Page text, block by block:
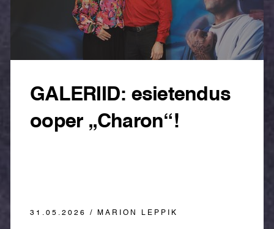
GALERIID: esietendus
ooper „Charon“!
31.05.2026 / MARION LEPPIK